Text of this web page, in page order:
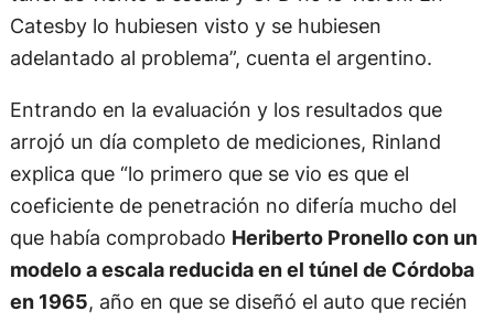
Catesby lo hubiesen visto y se hubiesen
adelantado al problema”, cuenta el argentino.
Entrando en la evaluación y los resultados que
arrojó un día completo de mediciones, Rinland
explica que “lo primero que se vio es que el
coeficiente de penetración no difería mucho del
que había comprobado Heriberto Pronello con un
modelo a escala reducida en el túnel de Córdoba
en 1965, año en que se diseñó el auto que recién